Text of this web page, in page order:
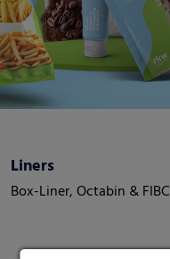
Liners
Box-Liner, Octabin &